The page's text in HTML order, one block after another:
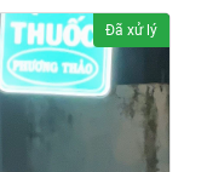
Đắk Lắk
Đã xử lý